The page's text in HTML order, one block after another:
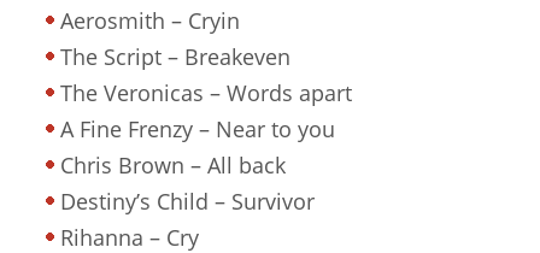
Aerosmith – Cryin
The Script – Breakeven
The Veronicas – Words apart
A Fine Frenzy – Near to you
Chris Brown – All back
Destiny’s Child – Survivor
Rihanna – Cry